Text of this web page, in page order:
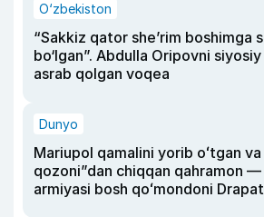
O‘zbekiston
“Sakkiz qator she’rim boshimga
bo‘lgan”. Abdulla Oripovni
asrab qolgan voqea
Dunyo
Mariupol qamalini yorib oʻtgan
qozoni”dan chiqqan qahramon —
armiyasi bosh qoʻmondoni